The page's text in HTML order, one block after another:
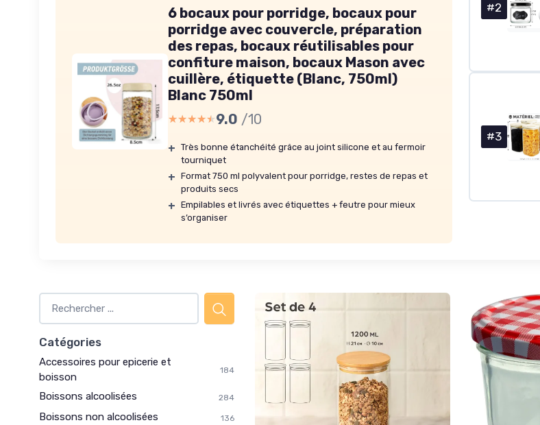
6 bocaux pour porridge, bocaux pour
porridge avec couvercle, préparation
des repas, bocaux réutilisables pour
confiture maison, bocaux Mason avec
cuillère, étiquette (Blanc, 750ml)
Blanc 750ml
★★★★★
★★★★★9.0 /10
+ Très bonne étanchéité grâce au joint silicone et au fermoir
tourniquet
+ Format 750 ml polyvalent pour porridge, restes de repas et
produits secs
+ Empilables et livrés avec étiquettes + feutre pour mieux
s’organiser
#2
#3
Catégories
Accessoires pour epicerie et
boisson
184
Boissons alcoolisées 284
Boissons non alcoolisées 136